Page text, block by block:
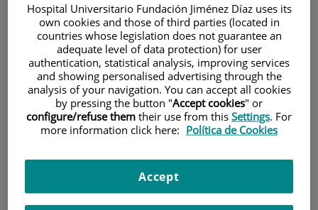
Pacientes y visitantes
Investigación
Hospital Universitario Fundación Jiménez Díaz uses its
own cookies and those of third parties (located in
countries whose legislation does not guarantee an
adequate level of data protection) for user
authentication, statistical analysis, improving services
and showing personalised advertising through the
analysis of your navigation. You can accept all cookies
by pressing the button "Accept cookies" or
configure/refuse them their use from this Settings. For
more information click here: Política de Cookies
Accept